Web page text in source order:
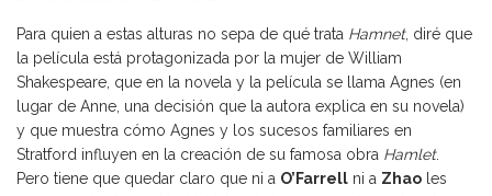
Para quien a estas alturas no sepa de qué trata Hamnet, diré que
la película está protagonizada por la mujer de William
Shakespeare, que en la novela y la película se llama Agnes (en
lugar de Anne, una decisión que la autora explica en su novela)
y que muestra cómo Agnes y los sucesos familiares en
Stratford influyen en la creación de su famosa obra Hamlet.
Pero tiene que quedar claro que ni a O’Farrell ni a Zhao les